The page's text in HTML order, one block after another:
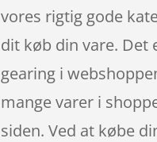
vores rigtig gode
dit køb din vare. Det
gearing i
mange varer i
siden. Ved at købe